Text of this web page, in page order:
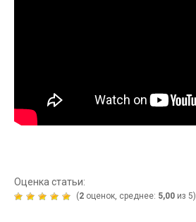
Оценка статьи:
(2оценок, среднее: 5,00из 5)